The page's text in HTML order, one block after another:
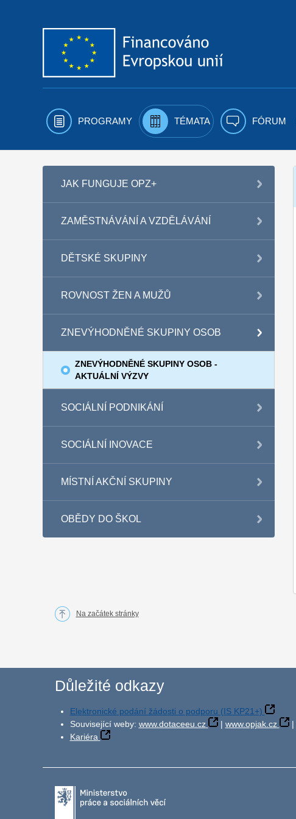
PROGRAMY TÉMATA FÓRUM
JAK FUNGUJE OPZ+
ZAMĚSTNÁVÁNÍ A VZDĚLÁVÁNÍ
DĚTSKÉ SKUPINY
ROVNOST ŽEN A MUŽŮ
ZNEVÝHODNĚNÉ SKUPINY OSOB
ZNEVÝHODNĚNÉ SKUPINY OSOB -
AKTUÁLNÍ VÝZVY
SOCIÁLNÍ PODNIKÁNÍ
SOCIÁLNÍ INOVACE
MÍSTNÍ AKČNÍ SKUPINY
OBĚDY DO ŠKOL
Na začátek stránky
Důležité odkazy
Elektronické podání žádosti o podporu (IS KP21+)
Související weby: www.dotaceeu.cz | www.opjak.cz |
Kariéra